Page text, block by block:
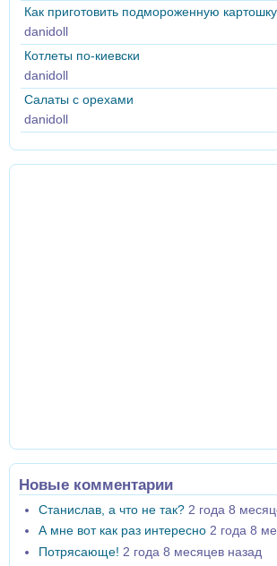
Как приготовить подмороженную картошку
danidoll
Котлеты по-киевски
danidoll
Салаты с орехами
danidoll
Новые комментарии
Станислав, а что не так? 2 года 8
А мне вот как раз интересно 2 года 8
Потрясающе! 2 года 8 месяцев назад